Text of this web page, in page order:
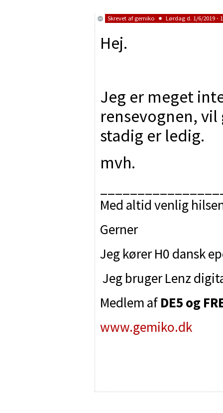
Skrevet af gemiko Lørdag d. 1/6/2019 -
Hej.
Jeg er meget
rensevognen,
stadig er ledig.
mvh.
Med altid venlig
Gerner
Jeg kører H0 dansk
Jeg bruger Lenz
Medlem af DE5 og
www.gemiko.dk